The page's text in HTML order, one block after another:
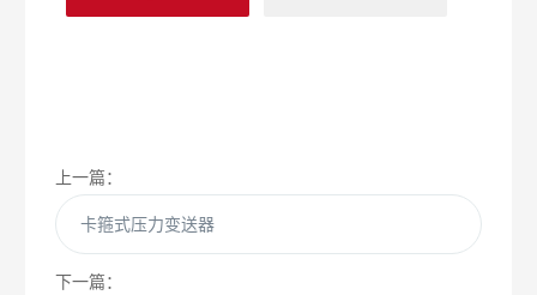
上一篇：
卡箍式压力变送器
下一篇：